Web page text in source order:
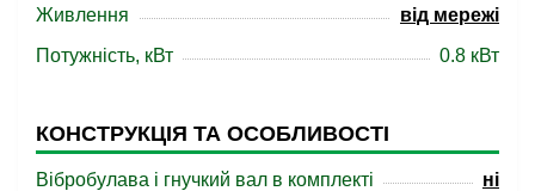
Живлення
від мережі
Потужність, кВт
0.8 кВт
КОНСТРУКЦІЯ ТА ОСОБЛИВОСТІ
Вібробулава і гнучкий вал в комплекті
ні